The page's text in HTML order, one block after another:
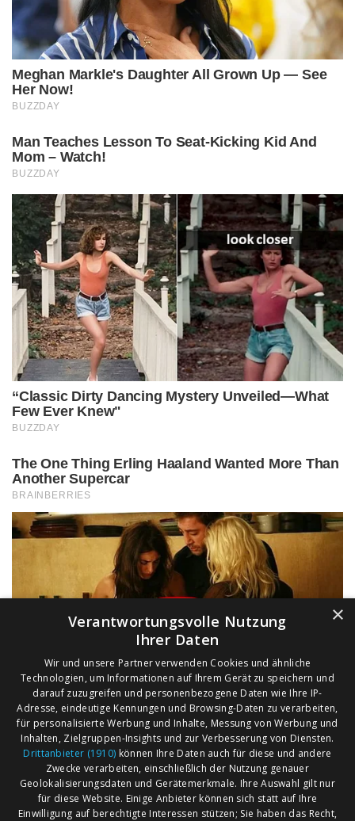
×
Verantwortungsvolle Nutzung
Ihrer Daten
Wir und unsere Partner verwenden Cookies und ähnliche
Technologien, um Informationen auf Ihrem Gerät zu speichern und
darauf zuzugreifen und personenbezogene Daten wie Ihre IP-
Adresse, eindeutige Kennungen und Browsing-Daten zu verarbeiten,
für personalisierte Werbung und Inhalte, Messung von Werbung und
Inhalten, Zielgruppen-Insights und zur Verbesserung von Diensten.
Drittanbieter (1910) können Ihre Daten auch für diese und andere
Zwecke verarbeiten, einschließlich der Nutzung genauer
Geolokalisierungsdaten und Gerätemerkmale. Ihre Auswahl gilt nur
für diese Website. Einige Anbieter können sich statt auf Ihre
Einwilligung auf berechtigte Interessen stützen; Sie haben das Recht,